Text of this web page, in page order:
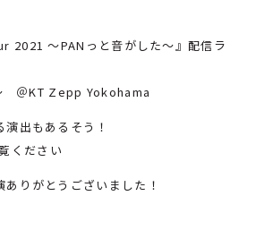
2021 〜PANっと音がした〜』配信ラ
＠KT Zepp Yokohama
出もあるそう！
ください
りがとうございました！